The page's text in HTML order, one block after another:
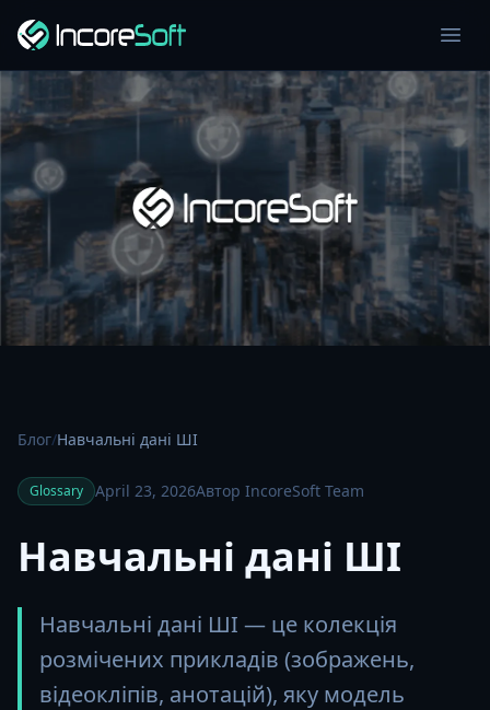
Блог/Навчальні дані ШІ
Glossary April 23, 2026Автор IncoreSoft Team
Навчальні дані ШІ
Навчальні дані ШІ — це колекція
розмічених прикладів (зображень,
відеокліпів, анотацій), яку модель